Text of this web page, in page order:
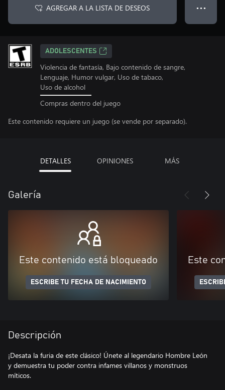
AGREGAR A LA LISTA DE DESEOS ● ● ●
ADOLESCENTES
Violencia de fantasía, Bajo contenido de sangre,
Lenguaje, Humor vulgar, Uso de tabaco,
Uso de alcohol
Compras dentro del juego
Este contenido requiere un juego (se vende por separado).
DETALLES OPINIONES MÁS
Galería
Este contenido está bloqueado
ESCRIBE TU FECHA DE NACIMIENTO
Este
Descripción
¡Desata la furia de este clásico! Únete al legendario Hombre León
y demuestra tu poder contra infames villanos y monstruos
míticos.